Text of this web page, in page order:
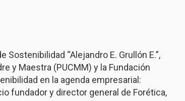
“Alejandro E. Grullón E.”,
y Maestra (PUCMM) y la Fundación
en la agenda empresarial:
fundador y director general de Forética,